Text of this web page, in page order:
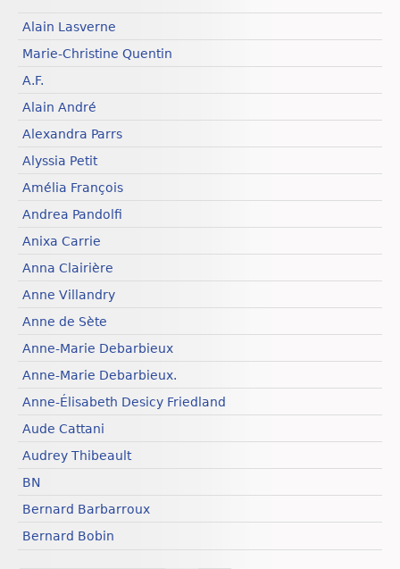
Alain Lasverne
Marie-Christine Quentin
A.F.
Alain André
Alexandra Parrs
Alyssia Petit
Amélia François
Andrea Pandolfi
Anixa Carrie
Anna Clairière
Anne Villandry
Anne de Sète
Anne-Marie Debarbieux
Anne-Marie Debarbieux.
Anne-Élisabeth Desicy Friedland
Aude Cattani
Audrey Thibeault
BN
Bernard Barbarroux
Bernard Bobin